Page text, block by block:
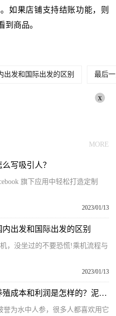
。如果店铺支持结账功能，则
到商品。
出发和国际出发的区别 最后
x
MORE
写吸引人？
旗下应用中轻松打造定制
2023/01/13
出发和国际出发的区别
，没坐过的不要恐慌!乘机流程与
2023/01/13
泥鳅养殖利润是多少？泥鳅养殖成本和利润是怎样的？泥鳅养殖市场前景
为水中人参，很多人都喜欢用它